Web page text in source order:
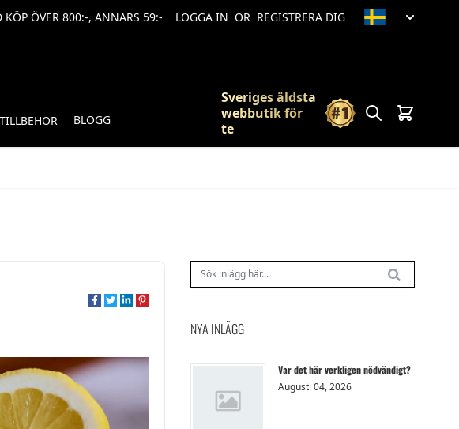
KÖP ÖVER 800:-, ANNARS 59:- LOGGA IN OR REGISTRERA DIG
TILLBEHÖR BLOGG
Sveriges äldsta
webbutik för
te
Sök Vagn
NYA INLÄGG
Var det här verkligen nödvändigt?
Augusti 04, 2026